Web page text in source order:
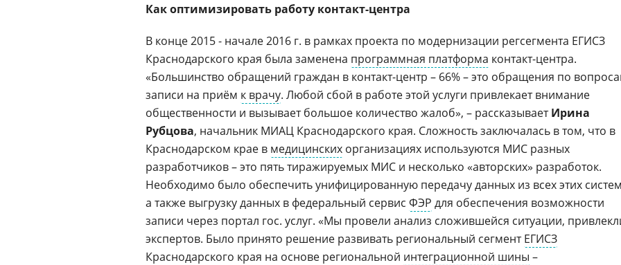
Как оптимизировать работу контакт-центра
В конце 2015 - начале 2016 г. в рамках проекта по модернизации регсегмента ЕГИСЗ
Краснодарского края была заменена программная платформа контакт-центра.
«Большинство обращений граждан в контакт-центр – 66% – это обращения по
записи на приём к врачу. Любой сбой в работе этой услуги привлекает внимание
общественности и вызывает большое количество жалоб», – рассказываетИрина
Рубцова, начальник МИАЦ Краснодарского края. Сложность заключалась в том, что в
Краснодарском крае в медицинских организациях используются МИС разных
разработчиков – это пять тиражируемых МИС и несколько «авторских» разработок.
Необходимо было обеспечить унифицированную передачу данных из всех этих
а также выгрузку данных в федеральный сервис ФЭР для обеспечения возможности
записи через портал гос. услуг. «Мы провели анализ сложившейся ситуации,
экспертов. Было принято решение развивать региональный сегментЕГИСЗ
Краснодарского края на основе региональной интеграционной шины –